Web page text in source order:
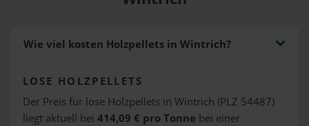
Wie viel kosten Holzpellets in Wintrich?
LOSE HOLZPELLETS
Der Preis für lose Holzpellets in Wintrich (PLZ 54487)
liegt aktuell bei 414,09 € pro Tonne bei einer